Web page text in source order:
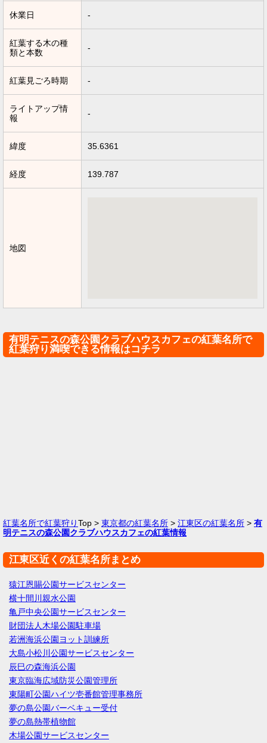
休業日 -
紅葉する木の種
類と本数
-
紅葉見ごろ時期 -
ライトアップ情
報
-
緯度 35.6361
経度 139.787
地図
有明テニスの森公園クラブハウスカフェの紅葉名所で
紅葉狩り満喫できる情報はコチラ
紅葉名所で紅葉狩りTop > 東京都の紅葉名所 > 江東区の紅葉名所 > 有
明テニスの森公園クラブハウスカフェの紅葉情報
江東区近くの紅葉名所まとめ
猿江恩賜公園サービスセンター
横十間川親水公園
亀戸中央公園サービスセンター
財団法人木場公園駐車場
若洲海浜公園ヨット訓練所
大島小松川公園サービスセンター
辰巳の森海浜公園
東京臨海広域防災公園管理所
東陽町公園ハイツ壱番館管理事務所
夢の島公園バーベキュー受付
夢の島熱帯植物館
木場公園サービスセンター